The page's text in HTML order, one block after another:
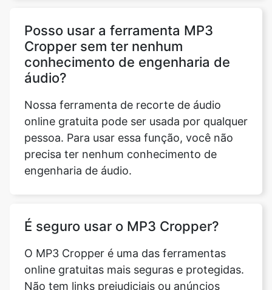
áudio?
Nossa ferramenta de recorte de áudio
online gratuita pode ser usada por qualquer
pessoa. Para usar essa função, você não
precisa ter nenhum conhecimento de
engenharia de áudio.
É seguro usar o MP3 Cropper?
online gratuitas mais seguras e protegidas.
Não tem links prejudiciais ou anúncios
indesejados. É absolutamente livre de
problemas e faz seu trabalho
perfeitamente bem. Ao mesmo tempo, ele